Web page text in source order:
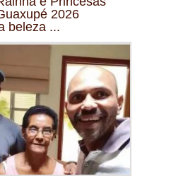
2026
beleza ...